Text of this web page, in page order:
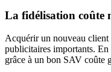
La fidélisation coûte
Acquérir un nouveau client
publicitaires importants.
grâce à un bon SAV coûte